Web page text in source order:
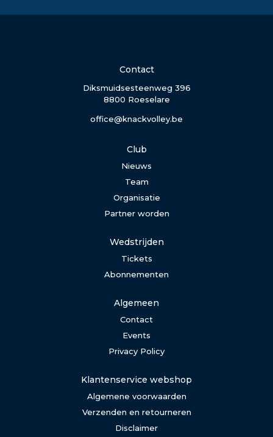
Contact
Diksmuidsesteenweg 396
8800 Roeselare
office@knackvolley.be
Club
Nieuws
Team
Organisatie
Partner worden
Wedstrijden
Tickets
Abonnementen
Algemeen
Contact
Events
Privacy Policy
Klantenservice webshop
Algemene voorwaarden
Verzenden en retourneren
Disclaimer